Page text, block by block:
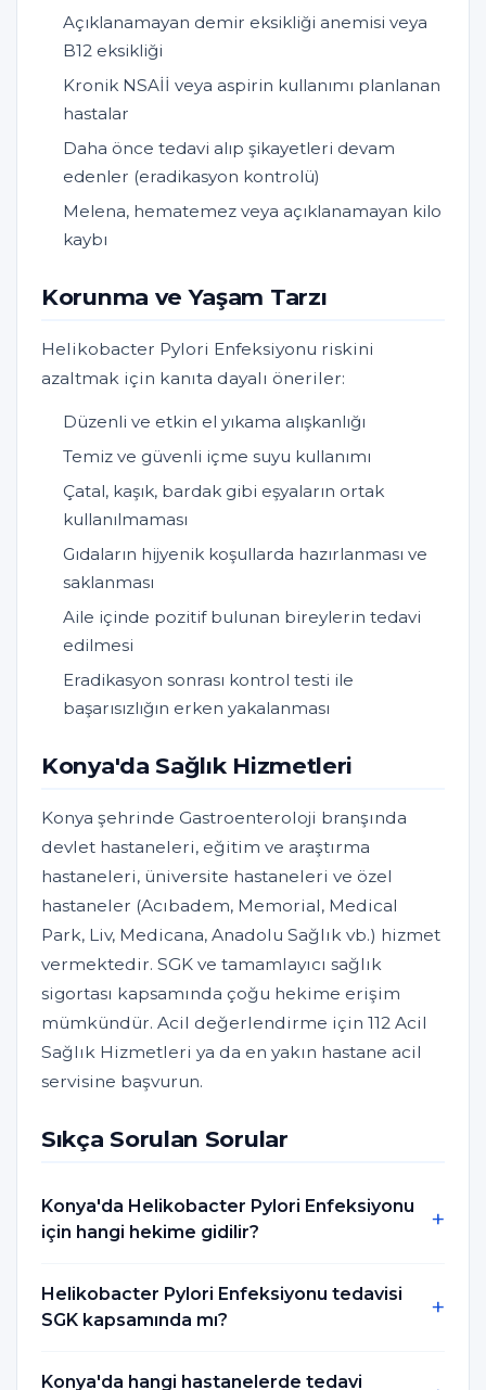
Açıklanamayan demir eksikliği anemisi veya
B12 eksikliği
Kronik NSAİİ veya aspirin kullanımı planlanan
hastalar
Daha önce tedavi alıp şikayetleri devam
edenler (eradikasyon kontrolü)
Melena, hematemez veya açıklanamayan kilo
kaybı
Korunma ve Yaşam Tarzı
Helikobacter Pylori Enfeksiyonu riskini
azaltmak için kanıta dayalı öneriler:
Düzenli ve etkin el yıkama alışkanlığı
Temiz ve güvenli içme suyu kullanımı
Çatal, kaşık, bardak gibi eşyaların ortak
kullanılmaması
Gıdaların hijyenik koşullarda hazırlanması ve
saklanması
Aile içinde pozitif bulunan bireylerin tedavi
edilmesi
Eradikasyon sonrası kontrol testi ile
başarısızlığın erken yakalanması
Konya'da Sağlık Hizmetleri
Konya şehrinde Gastroenteroloji branşında
devlet hastaneleri, eğitim ve araştırma
hastaneleri, üniversite hastaneleri ve özel
hastaneler (Acıbadem, Memorial, Medical
Park, Liv, Medicana, Anadolu Sağlık vb.) hizmet
vermektedir. SGK ve tamamlayıcı sağlık
sigortası kapsamında çoğu hekime erişim
mümkündür. Acil değerlendirme için 112 Acil
Sağlık Hizmetleri ya da en yakın hastane acil
servisine başvurun.
Sıkça Sorulan Sorular
Konya'da Helikobacter Pylori Enfeksiyonu
için hangi hekime gidilir?
Helikobacter Pylori Enfeksiyonu tedavisi
SGK kapsamında mı?
Konya'da hangi hastanelerde tedavi